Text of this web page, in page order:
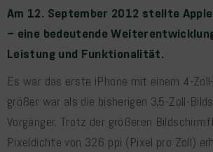
Am 12. September 2012 stellte
– eine bedeutende
Leistung und Funktionalität.
Es war das erste iPhone mit einem 4-
größer war als die bisherigen 3,5-Zoll-
Vorgänger. Trotz der größeren
Pixeldichte von 326 ppi (Pixel pro Zoll)